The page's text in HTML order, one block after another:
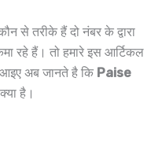
से तरीके हैं दो नंबर के द्वारा
रहे हैं। तो हमारे इस आर्टिकल
अब जानते है कि Paise
है।